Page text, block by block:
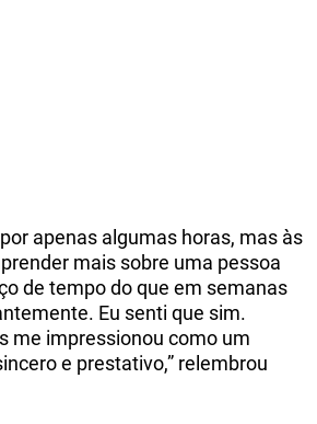
apenas algumas horas, mas às
mais sobre uma pessoa
de tempo do que em semanas
Eu senti que sim.
me impressionou como um
e prestativo,” relembrou